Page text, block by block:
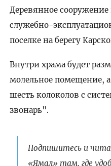
Деревянное
служебно-
поселке на берегу
Внутри храма будет
молельное помещение, а
шесть колоколов с
звонарь".
Подпишитесь и
«Ямал» там, где